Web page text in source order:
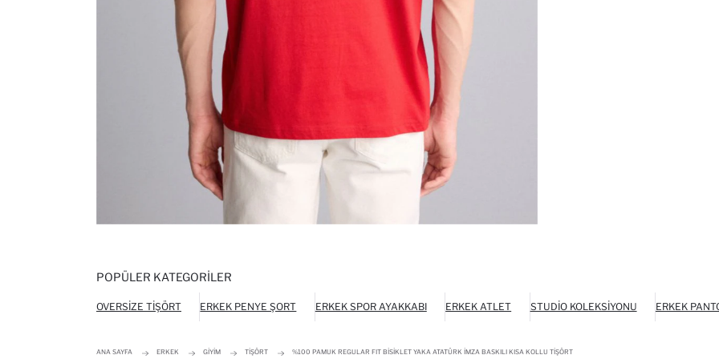
POPÜLER KATEGORILER
OVERSIZE TIŞÖRT ERKEK PENYE ŞORT ERKEK SPOR AYAKKABI ERKEK ATLET STUDIO KOLEKSIYONU ERKEK
ANA SAYFA ERKEK GIYIM TIŞÖRT %100 PAMUK REGULAR FIT BISIKLET YAKA ATATÜRK İMZA BASKILI KISA KOLLU TIŞÖRT